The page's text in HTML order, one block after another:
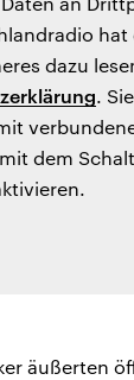
hat
dazu
.
dem
äußerten